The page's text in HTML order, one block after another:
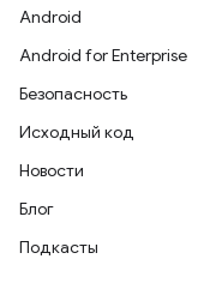
Android
Android for Enterprise
Безопасность
Исходный код
Новости
Блог
Подкасты